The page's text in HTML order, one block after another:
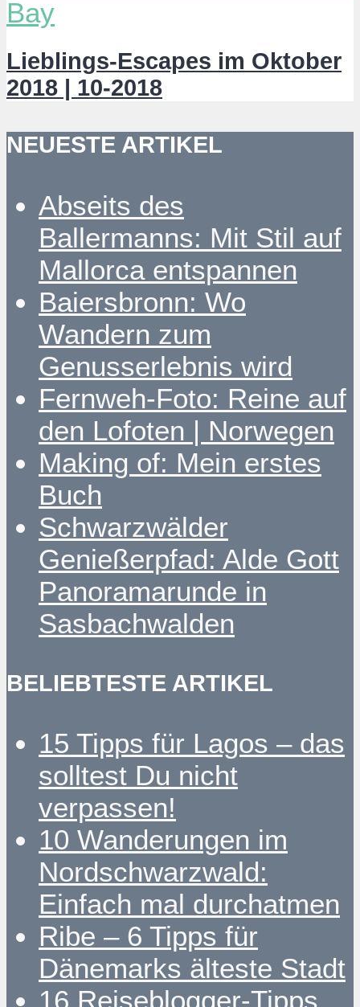
Lieblings-Escapes im Oktober
2018 | 10-2018
NEUESTE ARTIKEL
Abseits des
Ballermanns: Mit Stil auf
Mallorca entspannen
Baiersbronn: Wo
Wandern zum
Genusserlebnis wird
Fernweh-Foto: Reine auf
den Lofoten | Norwegen
Making of: Mein erstes
Buch
Schwarzwälder
Genießerpfad: Alde Gott
Panoramarunde in
Sasbachwalden
BELIEBTESTE ARTIKEL
15 Tipps für Lagos – das
solltest Du nicht
verpassen!
10 Wanderungen im
Nordschwarzwald:
Einfach mal durchatmen
Ribe – 6 Tipps für
Dänemarks älteste Stadt
16 Reiseblogger-Tipps